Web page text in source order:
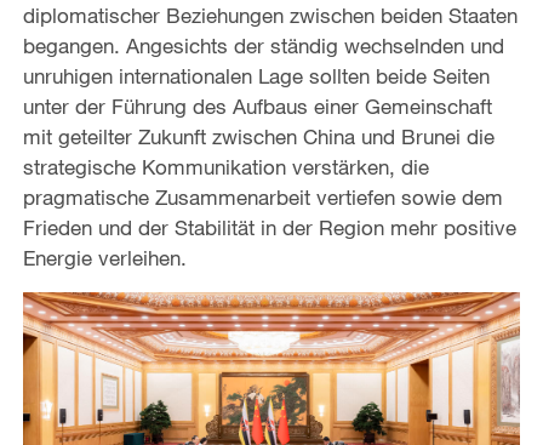
diplomatischer Beziehungen zwischen beiden Staaten
begangen. Angesichts der ständig wechselnden und
unruhigen internationalen Lage sollten beide Seiten
unter der Führung des Aufbaus einer Gemeinschaft
mit geteilter Zukunft zwischen China und Brunei die
strategische Kommunikation verstärken, die
pragmatische Zusammenarbeit vertiefen sowie dem
Frieden und der Stabilität in der Region mehr positive
Energie verleihen.